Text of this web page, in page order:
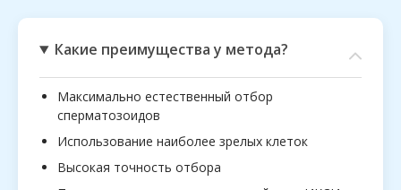
Какие преимущества у метода?
Максимально естественный отбор
сперматозоидов
Использование наиболее зрелых клеток
Высокая точность отбора